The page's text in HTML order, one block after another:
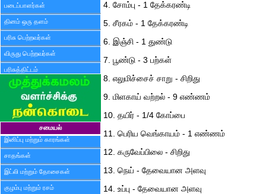
படைப்பாளர்கள்
தினம் ஒரு தளம்
பரிசு பெற்றவர்கள்
விருது பெற்றவர்கள்
பரிசுத்திட்டம்
சமையல்
இனிப்பு மற்றும் காரங்கள்
சாதங்கள்
இட்லி மற்றும் தோசைகள்
குழம்பு மற்றும் ரசம்
4. சோம்பு - 1 தேக்கரண்டி
5. சீரகம் - 1 தேக்கரண்டி
6. இஞ்சி - 1 துண்டு
7. பூண்டு - 3 பற்கள்
8. எலுமிச்சைச் சாறு - சிறிது
9. மிளகாய் வற்றல் - 9 எண்ணம்
10. தயிர் - 1/4 கோப்பை
11. பெரிய வெங்காயம் - 1 எண்ணம்
12. கருவேப்பிலை - சிறிது
13. நெய் - தேவையான அளவு
14. உப்பு - தேவையான அளவு